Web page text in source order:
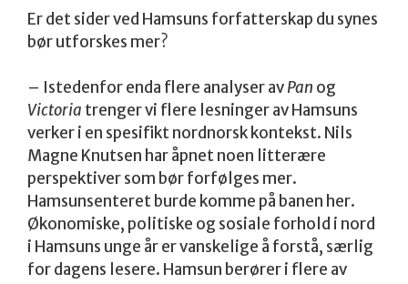
Er det sider ved Hamsuns forfatterskap du synes
bør utforskes mer?
– Istedenfor enda flere analyser avPan og
Victoria trenger vi flere lesninger av Hamsuns
verker i en spesifikt nordnorsk kontekst. Nils
Magne Knutsen har åpnet noen litterære
perspektiver som bør forfølges mer.
Hamsunsenteret burde komme på banen her.
Økonomiske, politiske og sosiale forhold i nord
i Hamsuns unge år er vanskelige å forstå, særlig
for dagens lesere. Hamsun berører i flere av